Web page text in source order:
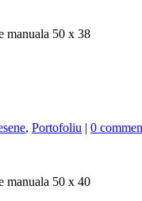
manuala 50 x 38
, Portofoliu 0
manuala 50 x 40